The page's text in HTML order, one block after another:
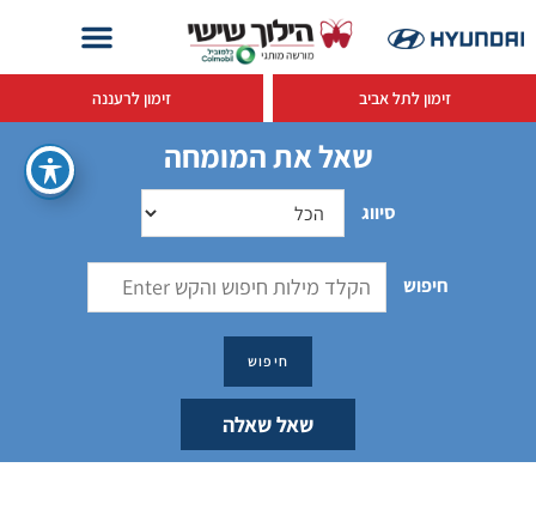
זימון לתל אביב זימון לרעננה
שאל את המומחה
סיווג
חיפוש
שאל שאלה